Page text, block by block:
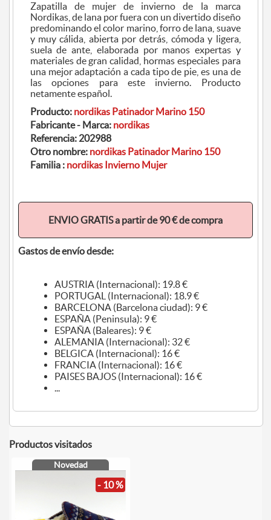
Zapatilla de mujer de invierno de la marca
Nordikas, de lana por fuera con un divertido diseño
predominando el color marino, forro de lana, suave
y muy cálida, abierta por detrás, cómoda y ligera,
suela de ante, elaborada por manos expertas y
materiales de gran calidad, hormas especiales para
una mejor adaptación a cada tipo de pie, es una de
las opciones para este invierno. Producto
netamente español.
Producto: nordikas Patinador Marino 150
Fabricante - Marca: nordikas
Referencia: 202988
Otro nombre: nordikas Patinador Marino 150
Familia : nordikas Invierno Mujer
ENVIO GRATIS a partir de 90 € de compra
Gastos de envío desde:
AUSTRIA (Internacional): 19.8 €
PORTUGAL (Internacional): 18.9 €
BARCELONA (Barcelona ciudad): 9 €
ESPAÑA (Peninsula): 9 €
ESPAÑA (Baleares): 9 €
ALEMANIA (Internacional): 32 €
BELGICA (Internacional): 16 €
FRANCIA (Internacional): 16 €
PAISES BAJOS (Internacional): 16 €
...
Productos visitados
Novedad
- 10 %